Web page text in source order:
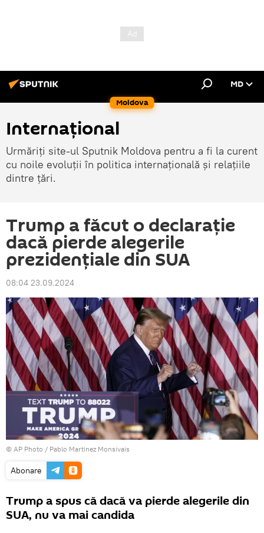
Moldova
MD
Internațional
Urmăriți site-ul Sputnik Moldova pentru a fi la curent
cu noile evoluții în politica internațională și relațiile
dintre țări.
Trump a făcut o declarație
dacă pierde alegerile
prezidențiale din SUA
08:04 23.09.2024
© AP Photo / Pablo Martinez Monsivais
Abonare
Trump a spus că dacă va pierde alegerile din
SUA, nu va mai candida